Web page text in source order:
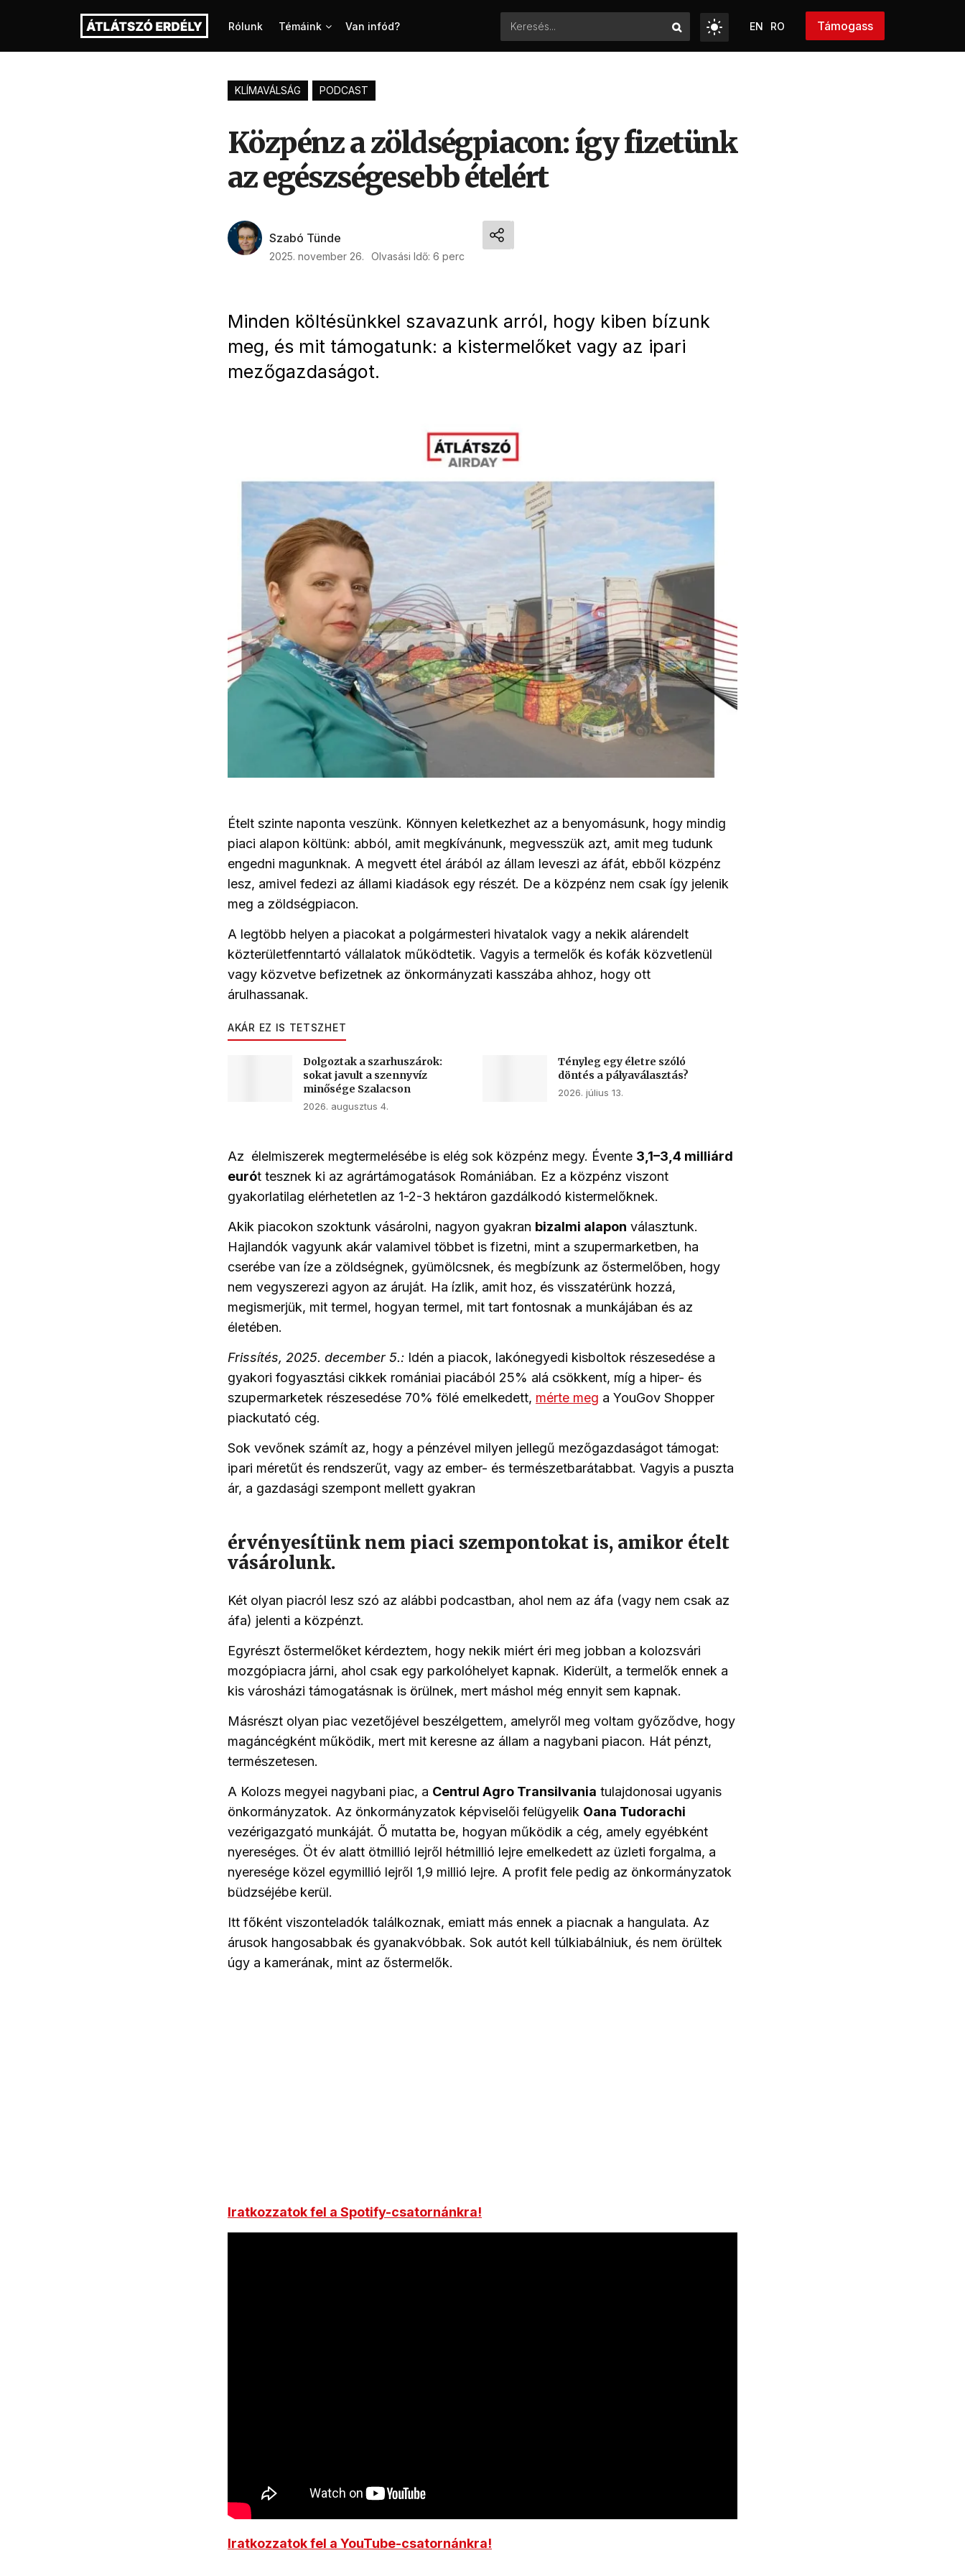
Rólunk Témáink Van infód? EN RO Támogass
KLÍMAVÁLSÁG PODCAST
Közpénz a zöldségpiacon: így fizetünk
az egészségesebb ételért
Szabó Tünde
2025. november 26. Olvasási Idő: 6 perc
Minden költésünkkel szavazunk arról, hogy kiben bízunk
meg, és mit támogatunk: a kistermelőket vagy az ipari
mezőgazdaságot.
Ételt szinte naponta veszünk. Könnyen keletkezhet az a benyomásunk, hogy mindig
piaci alapon költünk: abból, amit megkívánunk, megvesszük azt, amit meg tudunk
engedni magunknak. A megvett étel árából az állam leveszi az áfát, ebből közpénz
lesz, amivel fedezi az állami kiadások egy részét. De a közpénz nem csak így jelenik
meg a zöldségpiacon.
A legtöbb helyen a piacokat a polgármesteri hivatalok vagy a nekik alárendelt
közterületfenntartó vállalatok működtetik. Vagyis a termelők és kofák közvetlenül
vagy közvetve befizetnek az önkormányzati kasszába ahhoz, hogy ott
árulhassanak.
AKÁR EZ IS TETSZHET
Dolgoztak a szarhuszárok:
sokat javult a szennyvíz
minősége Szalacson
2026. augusztus 4.
Tényleg egy életre szóló
döntés a pályaválasztás?
2026. július 13.
Az élelmiszerek megtermelésébe is elég sok közpénz megy. Évente 3,1–3,4 milliárd
eurót tesznek ki az agrártámogatások Romániában. Ez a közpénz viszont
gyakorlatilag elérhetetlen az 1-2-3 hektáron gazdálkodó kistermelőknek.
Akik piacokon szoktunk vásárolni, nagyon gyakran bizalmi alapon választunk.
Hajlandók vagyunk akár valamivel többet is fizetni, mint a szupermarketben, ha
cserébe van íze a zöldségnek, gyümölcsnek, és megbízunk az őstermelőben, hogy
nem vegyszerezi agyon az áruját. Ha ízlik, amit hoz, és visszatérünk hozzá,
megismerjük, mit termel, hogyan termel, mit tart fontosnak a munkájában és az
életében.
Frissítés, 2025. december 5.: Idén a piacok, lakónegyedi kisboltok részesedése a
gyakori fogyasztási cikkek romániai piacából 25% alá csökkent, míg a hiper- és
szupermarketek részesedése 70% fölé emelkedett, mérte meg a YouGov Shopper
piackutató cég.
Sok vevőnek számít az, hogy a pénzével milyen jellegű mezőgazdaságot támogat:
ipari méretűt és rendszerűt, vagy az ember- és természetbarátabbat. Vagyis a puszta
ár, a gazdasági szempont mellett gyakran
érvényesítünk nem piaci szempontokat is, amikor ételt
vásárolunk.
Két olyan piacról lesz szó az alábbi podcastban, ahol nem az áfa (vagy nem csak az
áfa) jelenti a közpénzt.
Egyrészt őstermelőket kérdeztem, hogy nekik miért éri meg jobban a kolozsvári
mozgópiacra járni, ahol csak egy parkolóhelyet kapnak. Kiderült, a termelők ennek a
kis városházi támogatásnak is örülnek, mert máshol még ennyit sem kapnak.
Másrészt olyan piac vezetőjével beszélgettem, amelyről meg voltam győződve, hogy
magáncégként működik, mert mit keresne az állam a nagybani piacon. Hát pénzt,
természetesen.
A Kolozs megyei nagybani piac, a Centrul Agro Transilvania tulajdonosai ugyanis
önkormányzatok. Az önkormányzatok képviselői felügyelik Oana Tudorachi
vezérigazgató munkáját. Ő mutatta be, hogyan működik a cég, amely egyébként
nyereséges. Öt év alatt ötmillió lejről hétmillió lejre emelkedett az üzleti forgalma, a
nyeresége közel egymillió lejről 1,9 millió lejre. A profit fele pedig az önkormányzatok
büdzséjébe kerül.
Itt főként viszonteladók találkoznak, emiatt más ennek a piacnak a hangulata. Az
árusok hangosabbak és gyanakvóbbak. Sok autót kell túlkiabálniuk, és nem örültek
úgy a kamerának, mint az őstermelők.
Iratkozzatok fel a Spotify-csatornánkra!
Iratkozzatok fel a YouTube-csatornánkra!